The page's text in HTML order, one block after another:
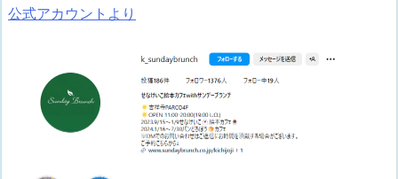
公式アカウントより